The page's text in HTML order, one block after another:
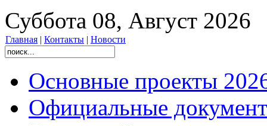
Суббота 08, Август 2026
Главная | Контакты | Новости
Основные проекты
Официальные